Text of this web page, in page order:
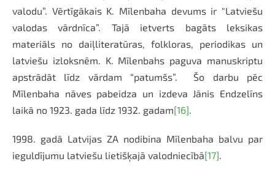
valodu”. Vērtīgākais K. Mīlenbaha devums ir "Latviešu
valodas vārdnīca”. Tajā ietverts bagāts leksikas
materiāls no daiļliteratūras, folkloras, periodikas un
latviešu izloksnēm. K. Mīlenbahs paguva manuskriptu
apstrādāt līdz vārdam “patumšs”. Šo darbu pēc
Mīlenbaha nāves pabeidza un izdeva Jānis Endzelīns
laikā no 1923. gada līdz 1932. gadam[16].
1998. gadā Latvijas ZA nodibina Mīlenbaha balvu par
ieguldījumu latviešu lietišķajā valodniecībā[17].